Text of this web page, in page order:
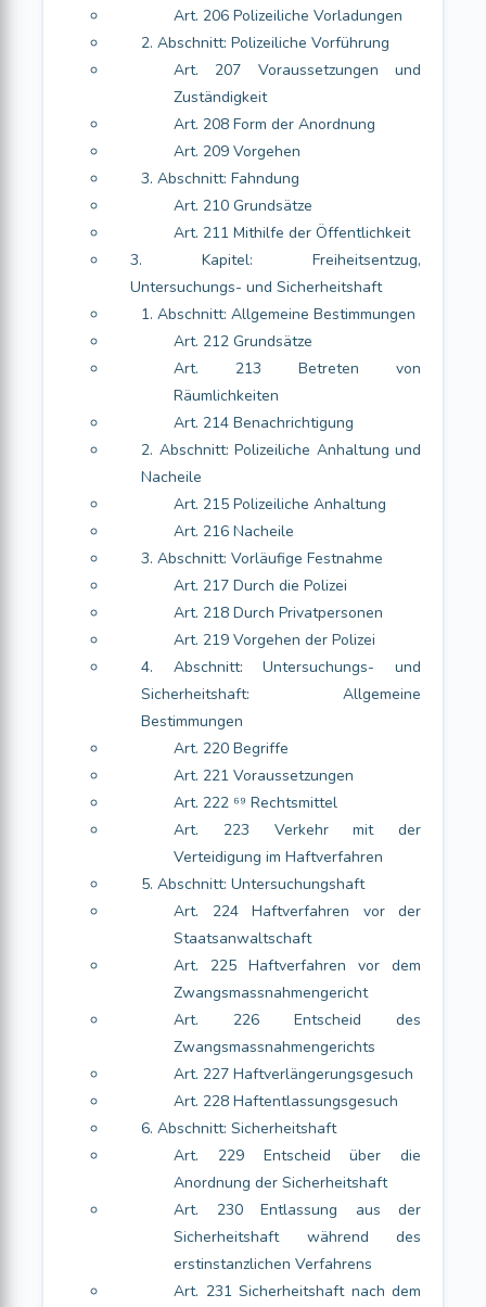
Art. 206 Polizeiliche Vorladungen
2. Abschnitt: Polizeiliche Vorführung
Art. 207 Voraussetzungen und
Zuständigkeit
Art. 208 Form der Anordnung
Art. 209 Vorgehen
3. Abschnitt: Fahndung
Art. 210 Grundsätze
Art. 211 Mithilfe der Öffentlichkeit
3. Kapitel: Freiheitsentzug,
Untersuchungs- und Sicherheitshaft
1. Abschnitt: Allgemeine Bestimmungen
Art. 212 Grundsätze
Art. 213 Betreten von
Räumlichkeiten
Art. 214 Benachrichtigung
2. Abschnitt: Polizeiliche Anhaltung und
Nacheile
Art. 215 Polizeiliche Anhaltung
Art. 216 Nacheile
3. Abschnitt: Vorläufige Festnahme
Art. 217 Durch die Polizei
Art. 218 Durch Privatpersonen
Art. 219 Vorgehen der Polizei
4. Abschnitt: Untersuchungs- und
Sicherheitshaft: Allgemeine
Bestimmungen
Art. 220 Begriffe
Art. 221 Voraussetzungen
Art. 222 ⁶⁹ Rechtsmittel
Art. 223 Verkehr mit der
Verteidigung im Haftverfahren
5. Abschnitt: Untersuchungshaft
Art. 224 Haftverfahren vor der
Staatsanwaltschaft
Art. 225 Haftverfahren vor dem
Zwangsmassnahmengericht
Art. 226 Entscheid des
Zwangsmassnahmengerichts
Art. 227 Haftverlängerungsgesuch
Art. 228 Haftentlassungsgesuch
6. Abschnitt: Sicherheitshaft
Art. 229 Entscheid über die
Anordnung der Sicherheitshaft
Art. 230 Entlassung aus der
Sicherheitshaft während des
erstinstanzlichen Verfahrens
Art. 231 Sicherheitshaft nach dem